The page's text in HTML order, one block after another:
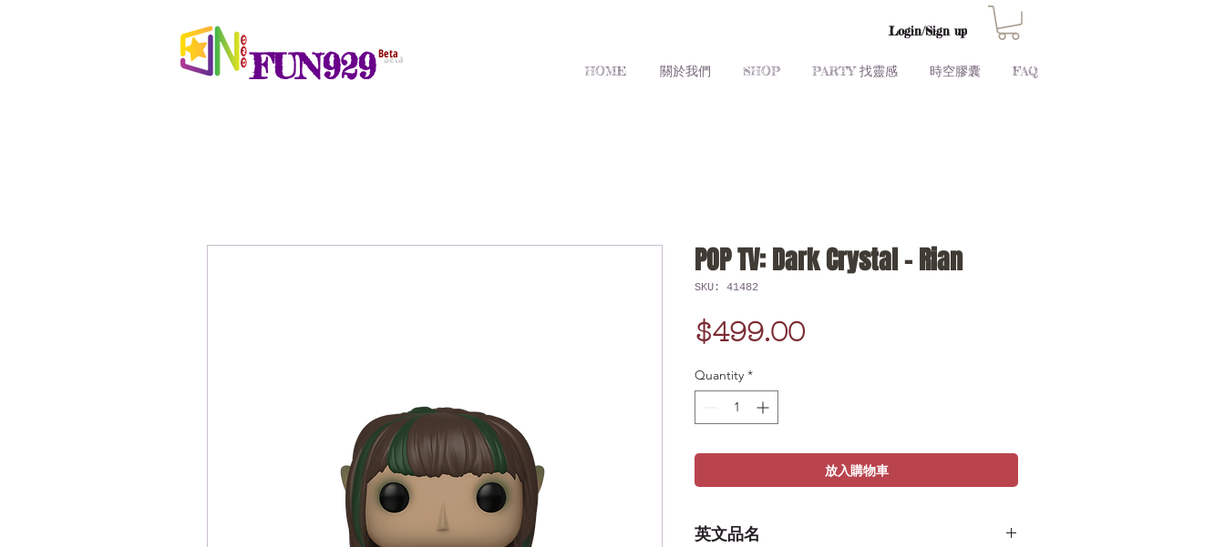
Beta
FUN929
Login/Sign up
HOME 關於我們 SHOP PARTY 找靈感 時空膠囊 FAQ
POP TV: Dark Crystal - Rian
SKU: 41482
$499.00Price
Quantity *
放入購物車
英文品名